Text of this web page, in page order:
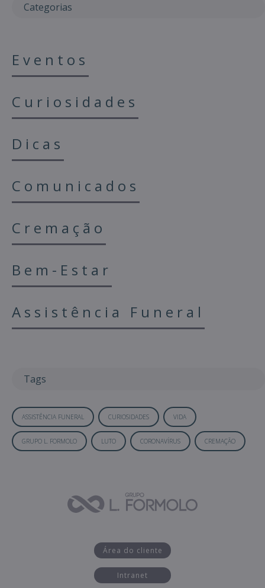
Categorias
Eventos
Curiosidades
Dicas
Comunicados
Cremação
Bem-Estar
Assistência Funeral
Tags
ASSISTÊNCIA FUNERAL CURIOSIDADES VIDA
GRUPO L. FORMOLO LUTO CORONAVÍRUS CREMAÇÃO
Área do cliente
Intranet